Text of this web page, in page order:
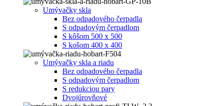
Umývačky skla
Bez odpadového čerpadla
S odpadovým čerpadlom
S kôšom 500 x 500
S košom 400 x 400
Umývačky skla a riadu
Bez odpadového čerpadla
S odpadovým čerpadlom
S redukciou pary
Dvojúrovňové